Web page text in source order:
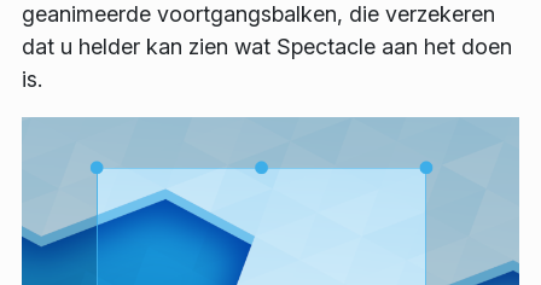
geanimeerde voortgangsbalken, die verzekeren
dat u helder kan zien wat Spectacle aan het doen
is.